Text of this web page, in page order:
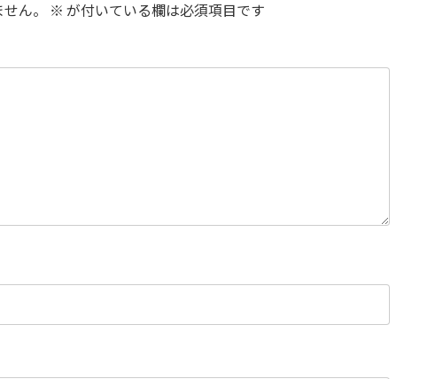
ん。 ※ が付いている欄は必須項目です